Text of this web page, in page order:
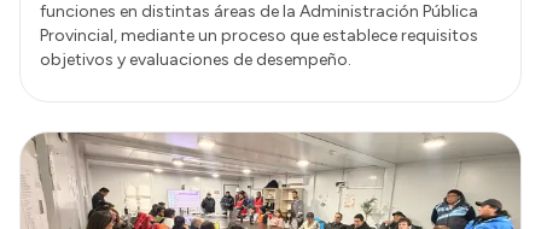
funciones en distintas áreas de la Administración Pública
Provincial, mediante un proceso que establece requisitos
objetivos y evaluaciones de desempeño.